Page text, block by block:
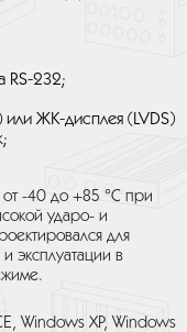
RS-232;
ЖК-дисплея (LVDS)
-40 до +85 °C при
ударо- и
для
эксплуатации в
Windows XP, Windows